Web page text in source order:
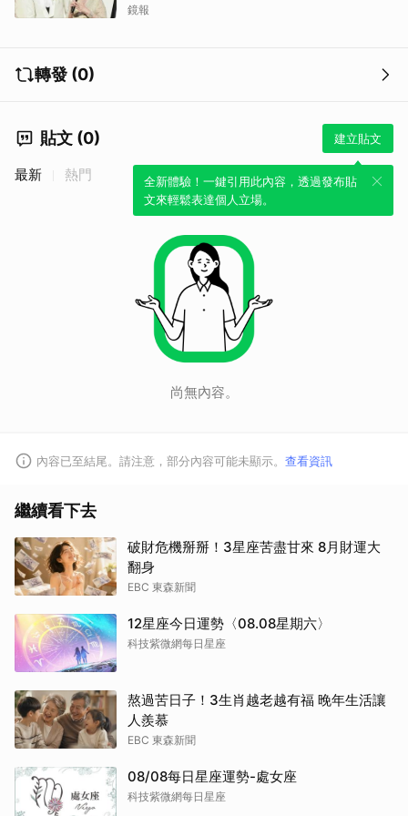
鏡報
轉發 (0)
貼文 (0) 建立貼文
全新體驗！一鍵引用此內容，透過發布貼
文來輕鬆表達個人立場。
最新 熱門
尚無內容。
內容已至結尾。請注意，部分內容可能未顯示。 查看資訊
繼續看下去
破財危機掰掰！3星座苦盡甘來 8月財運大
翻身
EBC 東森新聞
12星座今日運勢〈08.08星期六〉
科技紫微網每日星座
熬過苦日子！3生肖越老越有福 晚年生活讓
人羨慕
EBC 東森新聞
08/08每日星座運勢-處女座
科技紫微網每日星座